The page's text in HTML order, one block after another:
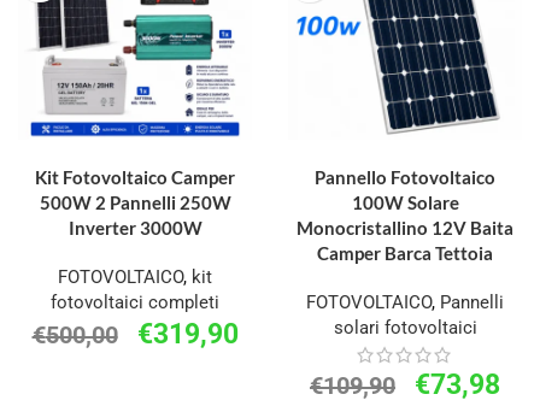
Kit Fotovoltaico Camper
500W 2 Pannelli 250W
Inverter 3000W
FOTOVOLTAICO, kit
fotovoltaici completi
€500,00 €319,90
Pannello Fotovoltaico
100W Solare
Monocristallino 12V Baita
Camper Barca Tettoia
FOTOVOLTAICO, Pannelli
solari fotovoltaici
€109,90 €73,98